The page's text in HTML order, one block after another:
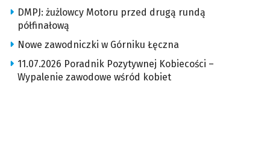
DMPJ: żużlowcy Motoru przed drugą rundą
półfinałową
Nowe zawodniczki w Górniku Łęczna
11.07.2026 Poradnik Pozytywnej Kobiecości –
Wypalenie zawodowe wśród kobiet